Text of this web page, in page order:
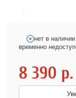
нет в наличии
временно
8 390 р.